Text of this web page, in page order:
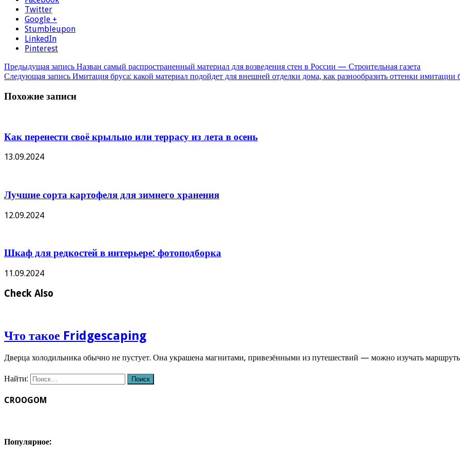
Twitter
Google +
Stumbleupon
LinkedIn
Pinterest
Предыдущая запись Назван самый распространенный материал для возведения стен в России — Строительная газета
Следующая запись Имитация бруса: какой материал подойдет для внешней отделки дома, как разнообразить оттенки имитации
Похожие записи
Как перенести своё крыльцо или террасу из лета в осень
13.09.2024
Лучшие сорта картофеля для зимнего хранения
12.09.2024
Шкаф для редкостей в интерьере: фотоподборка
11.09.2024
Check Also
Что такое Fridgescaping
Дверца холодильника обычно не пустует. Она украшена магнитами, привезёнными из путешествий — можно изучать
Найти:
CROOGOM
Популярное: